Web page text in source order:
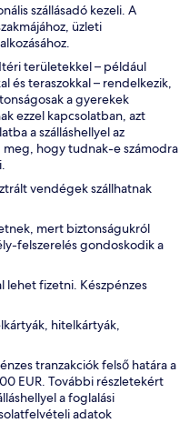
szállásadó kezeli. A
üzleti
területekkel – például
és teraszokkal – rendelkezik,
a gyerekek
ezzel kapcsolatban, azt
a szálláshellyel az
hogy tudnak-e számodra
vendégek szállhatnak
mert biztonságukról
felszerelés gondoskodik a
lehet fizetni. Készpénzes
hitelkártyák,
tranzakciók felső határa a
EUR. További részletekért
a foglalási
adatok